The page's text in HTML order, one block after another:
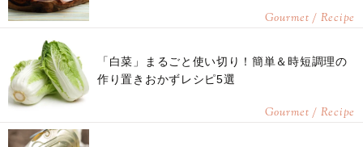
Gourmet / Recipe
「白菜」まるごと使い切り！簡単＆時短調理の
作り置きおかずレシピ5選
Gourmet / Recipe